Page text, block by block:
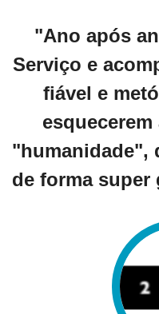
"Ano após
Serviço e
fiável e
"humanidade",